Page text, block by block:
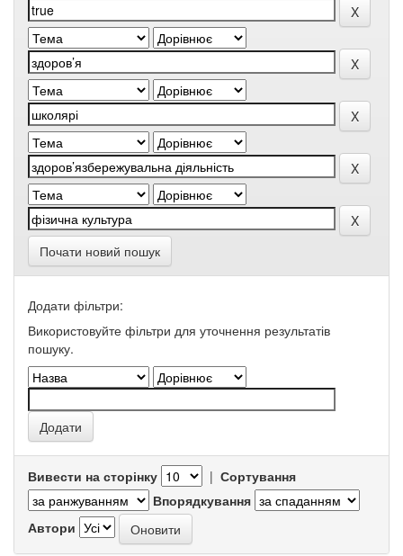
Почати новий пошук
Додати фільтри:
Використовуйте фільтри для уточнення результатів
пошуку.
Вивести на сторінку | Сортування
Впорядкування
Автори